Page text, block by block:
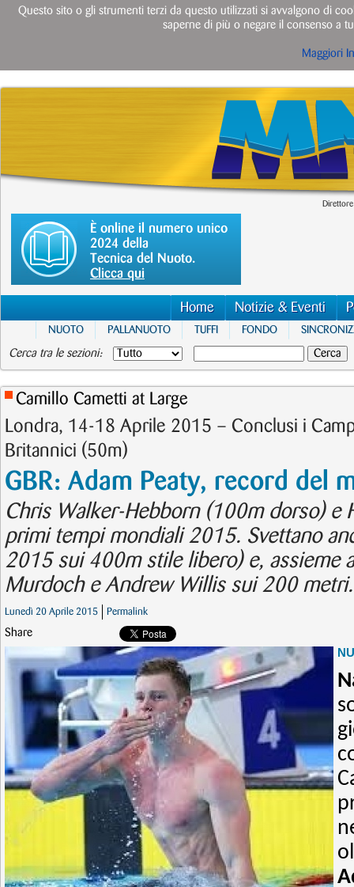
È online il numero unico
2024 della
Tecnica del Nuoto.
Clicca qui
Home Notizie & Eventi
NUOTO PALLANUOTO TUFFI FONDO
Cerca tra le sezioni:
Camillo Cametti at Large
Londra, 14-18 Aprile 2015 – Conclusi i
Britannici (50m)
GBR: Adam Peaty, record del
Chris Walker-Hebborn (100m dorso) e
primi tempi mondiali 2015. Svettano
2015 sui 400m stile libero) e, assieme
Murdoch e Andrew Willis sui 200 metri.
Lunedì 20 Aprile 2015 Permalink
Share
Questo sito o gli strumenti terzi da questo utilizzati si avvalgono di
saperne di più o negare il consenso a
Maggiori